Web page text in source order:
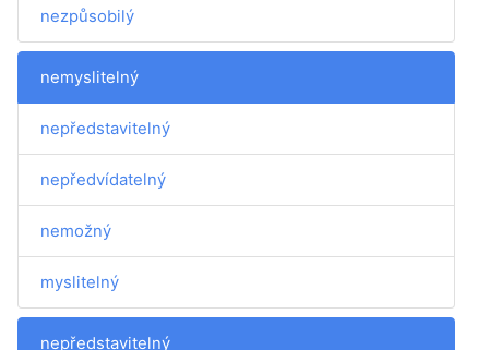
nezpůsobilý
nemyslitelný
nepředstavitelný
nepředvídatelný
nemožný
myslitelný
nepředstavitelný